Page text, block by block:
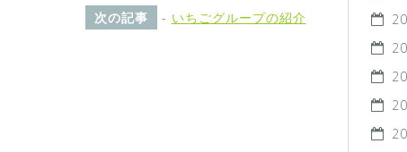
次の記事 - いちごグループの紹介